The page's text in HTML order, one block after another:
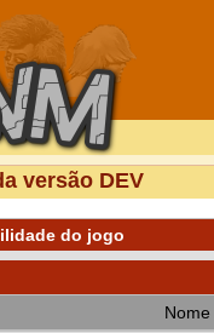
versão DEV
do jogo